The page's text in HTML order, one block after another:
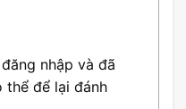
nhập và đã
thể để lại đánh